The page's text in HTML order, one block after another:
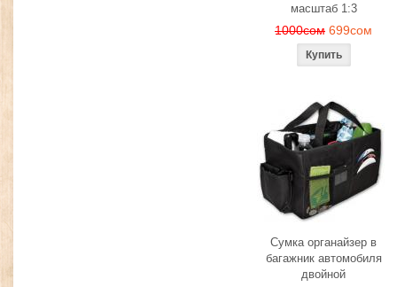
масштаб 1:3
1000сом 699сом
Сумка органайзер в
багажник автомобиля
двойной